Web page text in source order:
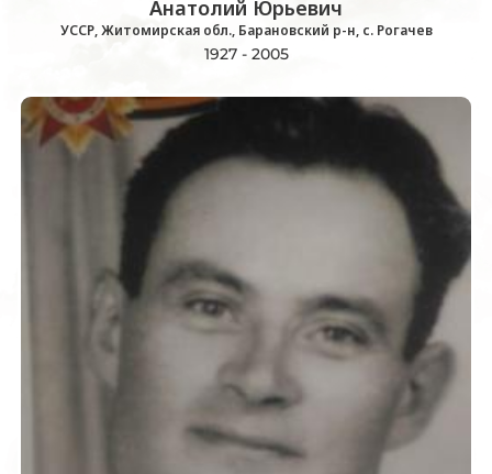
Анатолий Юрьевич
УССР, Житомирская обл., Барановский р-н, с. Рогачев
1927 - 2005